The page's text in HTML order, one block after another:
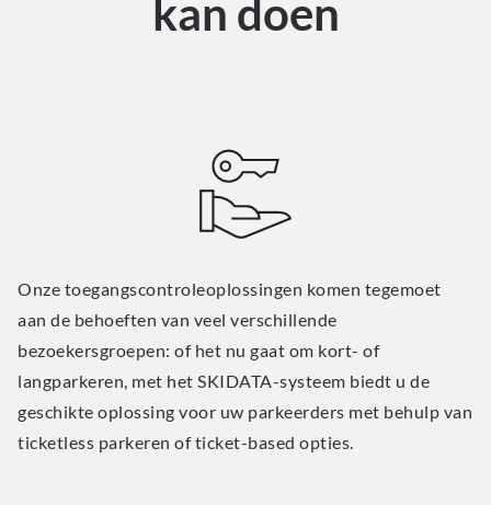
kan doen
Onze toegangscontroleoplossingen komen tegemoet
aan de behoeften van veel verschillende
bezoekersgroepen: of het nu gaat om kort- of
langparkeren, met het SKIDATA-systeem biedt u de
geschikte oplossing voor uw parkeerders met behulp van
ticketless parkeren of ticket-based opties.